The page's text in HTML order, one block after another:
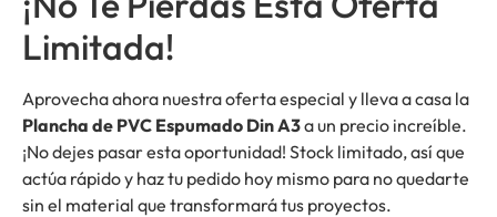
Limitada!
Aprovecha ahora nuestra oferta especial y lleva a casa la
Plancha de PVC Espumado Din A3a un precio increíble.
¡No dejes pasar esta oportunidad! Stock limitado, así que
actúa rápido y haz tu pedido hoy mismo para no quedarte
sin el material que transformará tus proyectos.